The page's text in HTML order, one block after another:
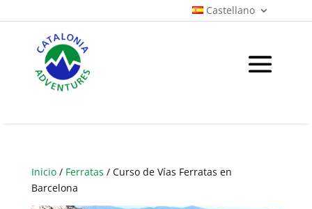
Castellano
Inicio/ Ferratas / Curso de Vías Ferratas en
Barcelona